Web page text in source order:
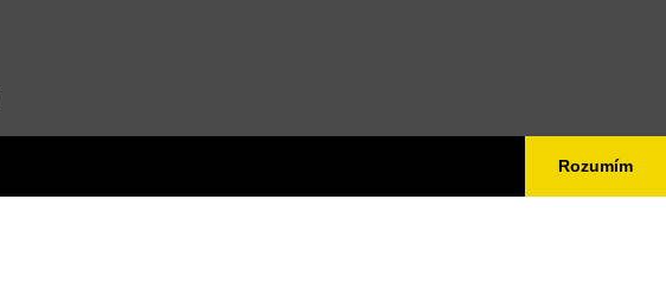
Rozumím